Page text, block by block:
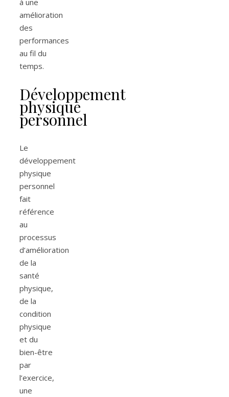
amélioration
des
performances
au fil du
temps.
Développement
physique
personnel
Le
développement
physique
personnel
fait
référence
au
processus
d’amélioration
de la
santé
physique,
de la
condition
physique
et du
bien-être
par
l’exercice,
une